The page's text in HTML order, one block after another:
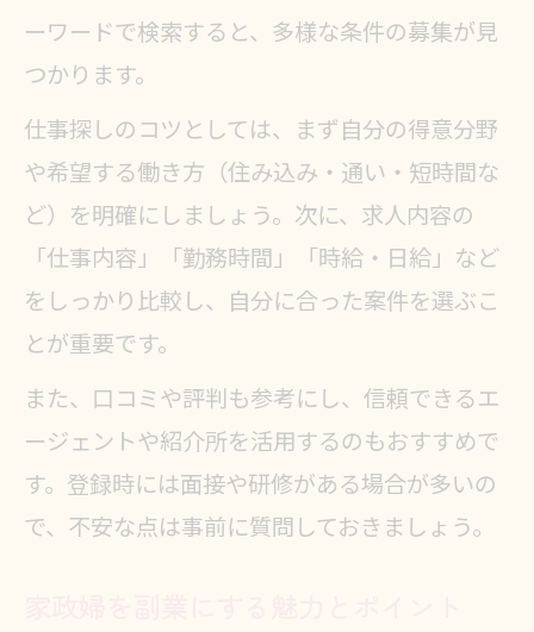
ーワードで検索すると、多様な条件の募集が見
つかります。
仕事探しのコツとしては、まず自分の得意分野
や希望する働き方（住み込み・通い・短時間な
ど）を明確にしましょう。次に、求人内容の
「仕事内容」「勤務時間」「時給・日給」など
をしっかり比較し、自分に合った案件を選ぶこ
とが重要です。
また、口コミや評判も参考にし、信頼できるエ
ージェントや紹介所を活用するのもおすすめで
す。登録時には面接や研修がある場合が多いの
で、不安な点は事前に質問しておきましょう。